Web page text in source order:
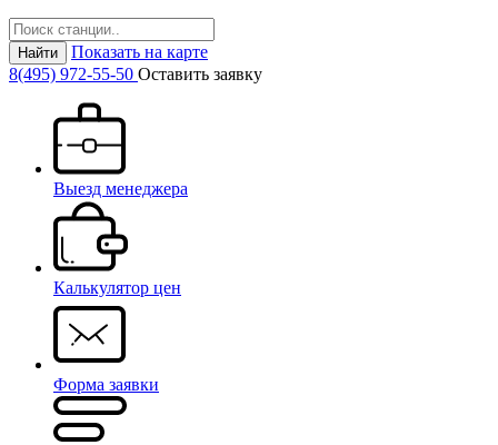
Найти
Показать на карте
8(495) 972-55-50 Оставить заявку
Выезд менеджера
Калькулятор цен
Форма заявки